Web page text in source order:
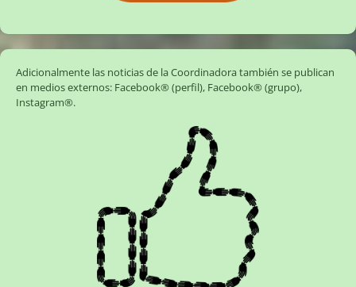
Adicionalmente las noticias de la Coordinadora también se publican
en medios externos: Facebook® (perfil), Facebook® (grupo),
Instagram®.